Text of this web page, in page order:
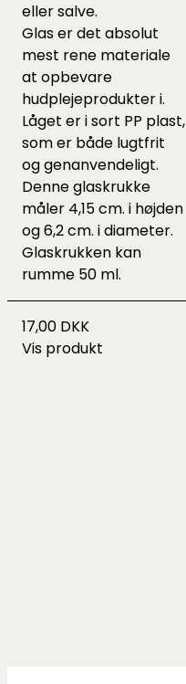
eller salve.
Glas er det absolut
mest rene materiale
at opbevare
hudplejeprodukter i.
Låget er i sort PP plast,
som er både lugtfrit
og genanvendeligt.
Denne glaskrukke
måler 4,15 cm. i højden
og 6,2 cm. i diameter.
Glaskrukken kan
rumme 50 ml.
17,00 DKK
Vis produkt